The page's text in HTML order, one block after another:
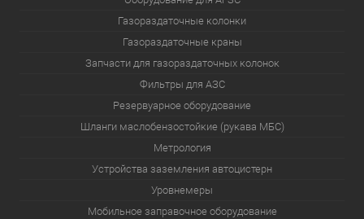
Газораздаточные колонки
Газораздаточные краны
Запчасти для газораздаточных колонок
Фильтры для АЗС
Резервуарное оборудование
Шланги маслобензостойкие (рукава МБС)
Метрология
Устройства заземления автоцистерн
Уровнемеры
Мобильное заправочное оборудование